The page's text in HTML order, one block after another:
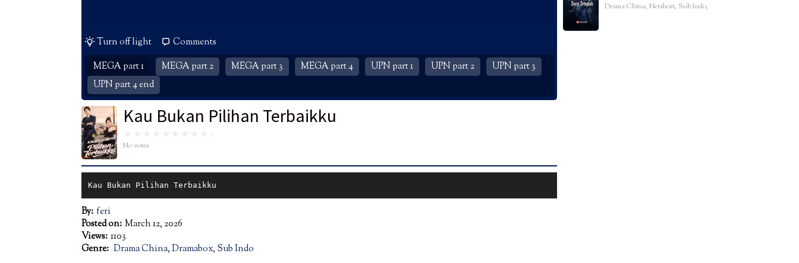
Turn off light
Comments
MEGA part 1
MEGA part 2 MEGA part 3 MEGA part 4 UPN part 1 UPN part 2
UPN part 3
UPN part 4 end
Kau Bukan Pilihan Terbaikku
No votes
Kau Bukan Pilihan Terbaikku
By: feri
Posted on: March 12, 2026
Views: 1103
Genre: Drama China,Dramabox, Sub Indo
Drama China, Netshort, Sub Indo,